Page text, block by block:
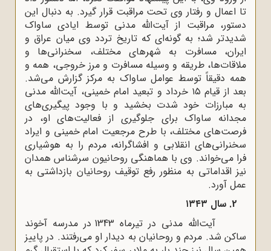
تا اعمال و رفتار وی تحت مراقبت قرار گیرد. به دنبال این
دستور، مراقبت از آیت‌الله مدنی توسط ایادی ساواک
شدیدتر شد؛ به گونه‌ای که تاریخ تردد وی میان عراق و
ایران، مسافرت به شهرهای مختلف، سخنرانی‌ها و
ملاقات‌ها، طریقه و وسیله مسافرت و مرز خروجی، همه و
همه دقیقاً توسط عوامل ساواک به مرکز گزارش می‌شد.
بعد از قیام ۱۵ خرداد و تبعید امام خمینی، آیت‌الله مدنی
به مبارزات خود شدت بخشید و با وجود پیگیری‌های
مجدانه ساواک برای جلوگیری از فعالیت‌های او، در
فرصت‌های مختلف، با طرح مرجعیت امام خمینی و ایراد
سخنرانی‌های انقلابی و افشاگرانه، مردم را به هوشیاری
فرا می‌خواند. وی با هماهنگی روحانیون سرشناس همدان
نیز اقداماتی به منظور رفع توقیف روحانیان بازداشتی به
عمل آورد.
آیت‌الله مدنی در تیرماه 1343 در مدرسه آخوند
ساکن شد. مردم و روحانیان به دیدار او می‌رفتند. در پاییز